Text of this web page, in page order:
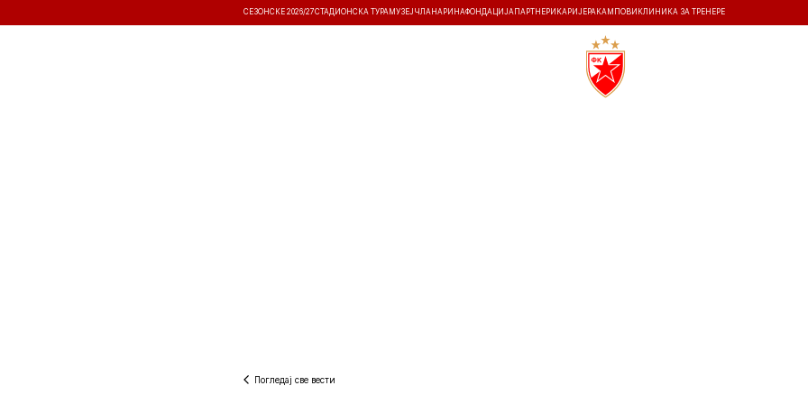
СЕЗОНСКЕ 2026/27СТАДИОНСКА ТУРА МУЗЕЈ ЧЛАНАРИНАФОНДАЦИЈА ПАРТНЕРИ КАРИЈЕРА КАМПОВИ КЛИНИКА ЗА ТРЕНЕРЕ
Погледај све вести